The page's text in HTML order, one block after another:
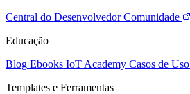
Central do Desenvolvedor Comunidade
Educação
Blog Ebooks IoT Academy Casos de Uso
Templates e Ferramentas